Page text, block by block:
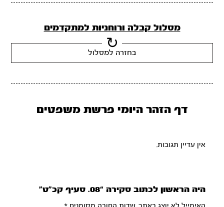
מסלול קבלה ורוחניות למתקדמים
בחזרה למסלול
דף הזהר היומי פרשת משפטים
אין עדיין תגובות.
היה הראשון לכתוב סקירה “08. סעיף קכ”ט”